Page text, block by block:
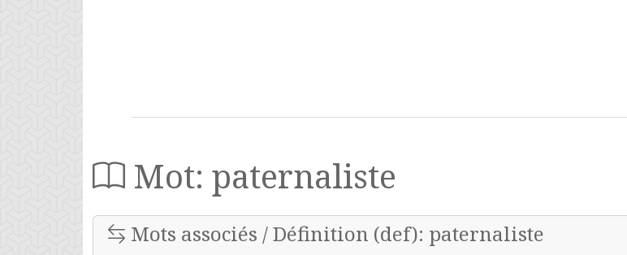
Mot: paternaliste
Mots associés / Définition (def): paternaliste